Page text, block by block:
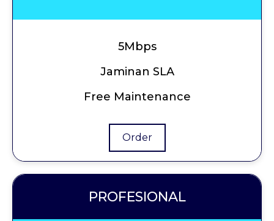
5Mbps
Jaminan SLA
Free Maintenance
Order
PROFESIONAL